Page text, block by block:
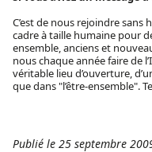
C’est de nous rejoindre sans
cadre à taille humaine pour
ensemble, anciens et
nous chaque année faire de
véritable lieu d’ouverture,
que dans "l’être-ensemble".
Publié le 25 septembre